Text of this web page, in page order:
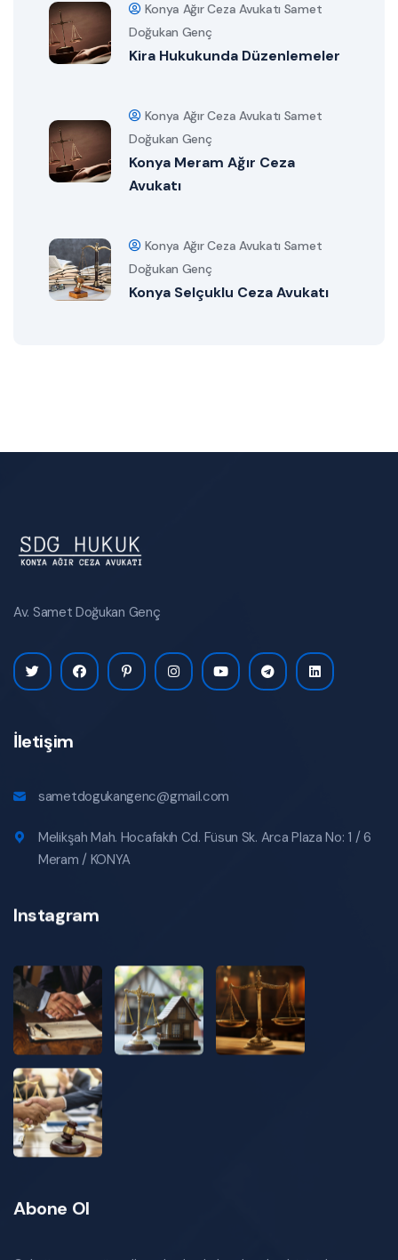
Konya Ağır Ceza Avukatı Samet
Doğukan Genç
Kira Hukukunda Düzenlemeler
Konya Ağır Ceza Avukatı Samet
Doğukan Genç
Konya Meram Ağır Ceza
Avukatı
Konya Ağır Ceza Avukatı Samet
Doğukan Genç
Konya Selçuklu Ceza Avukatı
Av. Samet Doğukan Genç
İletişim
sametdogukangenc@gmail.com
Melikşah Mah. Hocafakıh Cd. Füsun Sk. Arca Plaza No: 1 / 6
Meram / KONYA
Instagram
Abone Ol